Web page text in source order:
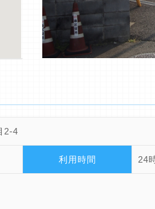
2-4
利用時間 24